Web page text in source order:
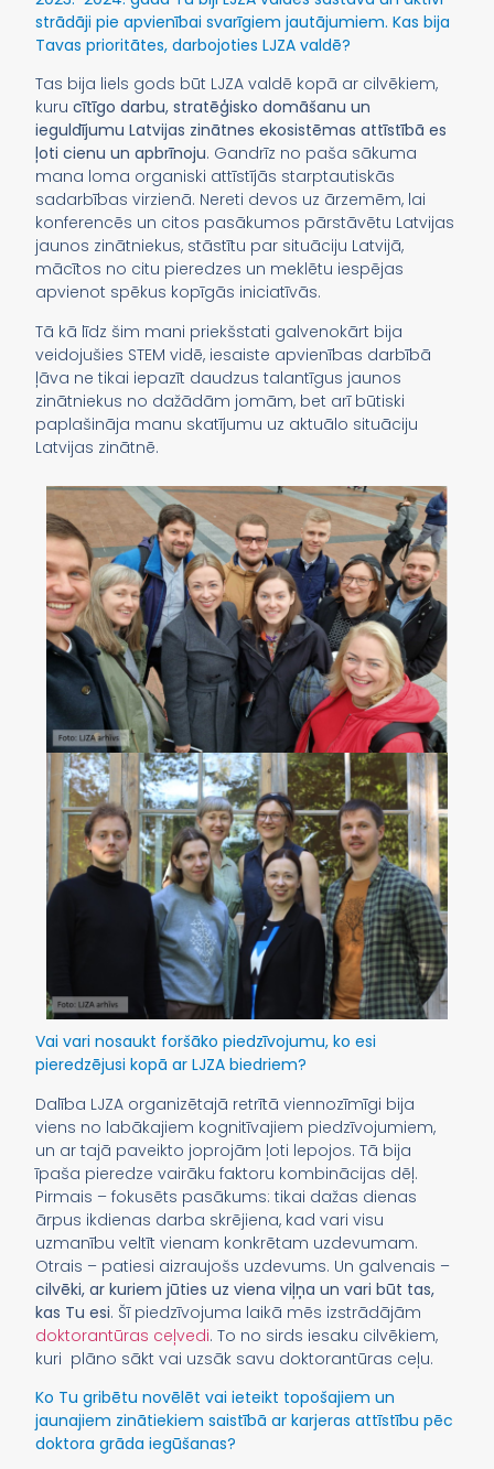
strādāji pie apvienībai svarīgiem jautājumiem. Kas bija
Tavas prioritātes, darbojoties LJZA valdē?
Tas bija liels gods būt LJZA valdē kopā ar cilvēkiem,
kurucītīgo darbu, stratēģisko domāšanu un
ieguldījumu Latvijas zinātnes ekosistēmas attīstībā es
ļoti cienu un apbrīnoju. Gandrīz no paša sākuma
mana loma organiski attīstījās starptautiskās
sadarbības virzienā. Nereti devos uz ārzemēm, lai
konferencēs un citos pasākumos pārstāvētu Latvijas
jaunos zinātniekus, stāstītu par situāciju Latvijā,
mācītos no citu pieredzes un meklētu iespējas
apvienot spēkus kopīgās iniciatīvās.
Tā kā līdz šim mani priekšstati galvenokārt bija
veidojušies STEM vidē, iesaiste apvienības darbībā
ļāva ne tikai iepazīt daudzus talantīgus jaunos
zinātniekus no dažādām jomām, bet arī būtiski
paplašināja manu skatījumu uz aktuālo situāciju
Latvijas zinātnē.
Vai vari nosaukt foršāko piedzīvojumu, ko esi
pieredzējusi kopā ar LJZA biedriem?
Dalība LJZA organizētajā retrītā viennozīmīgi bija
viens no labākajiem kognitīvajiem piedzīvojumiem,
un ar tajā paveikto joprojām ļoti lepojos. Tā bija
īpaša pieredze vairāku faktoru kombinācijas dēļ.
Pirmais – fokusēts pasākums: tikai dažas dienas
ārpus ikdienas darba skrējiena, kad vari visu
uzmanību veltīt vienam konkrētam uzdevumam.
Otrais – patiesi aizraujošs uzdevums. Un galvenais –
cilvēki, ar kuriem jūties uz viena viļņa un vari būt tas,
kas Tu esi. Šī piedzīvojuma laikā mēs izstrādājām
doktorantūras ceļvedi. To no sirds iesaku cilvēkiem,
kuri plāno sākt vai uzsāk savu doktorantūras ceļu.
Ko Tu gribētu novēlēt vai ieteikt topošajiem un
jaunajiem zinātiekiem saistībā ar karjeras attīstību pēc
doktora grāda iegūšanas?